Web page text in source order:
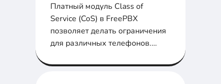
Платный модуль Class of
Service (CoS) в FreePBX
позволяет делать ограничения
для различных телефонов.